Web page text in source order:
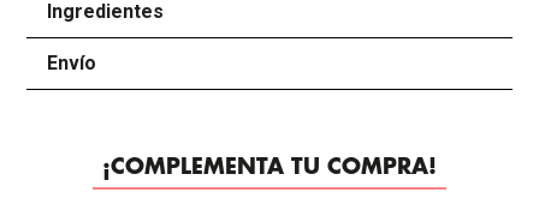
Ingredientes
Envío
¡COMPLEMENTA TU COMPRA!